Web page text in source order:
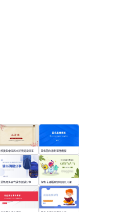
棕黄色中国风水浒传阅读分享 蓝色简约清新课件模版
蓝色商务现代读书阅读分享 绿色卡通插画幼儿园公开课